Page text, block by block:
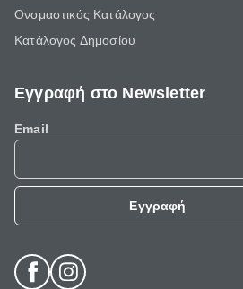
Ονομαστικός Κατάλογος
Κατάλογος Δημοσίου
Εγγραφή στο Newsletter
Email
Εγγραφή